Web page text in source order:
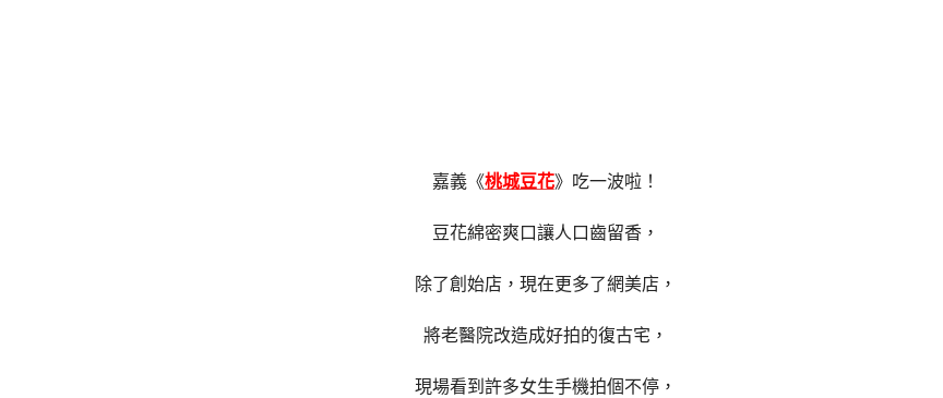
嘉義《桃城豆花》吃一波啦！
豆花綿密爽口讓人口齒留香，
除了創始店，現在更多了網美店，
將老醫院改造成好拍的復古宅，
現場看到許多女生手機拍個不停，